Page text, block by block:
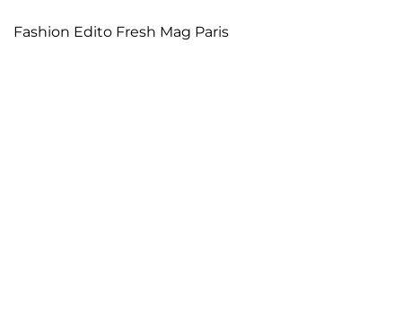
Fashion Edito Fresh Mag Paris